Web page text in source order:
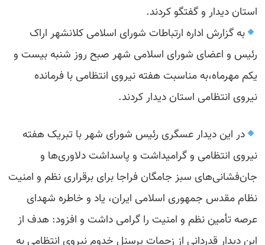
استان دیدار و گفتگو کردند.
به گزارش اداره ارتباطات شورای اسلامی کلانشهر اراک
رئیس و اعضای شورای اسلامی شهر صبح روز شنبه بیست و
یکم مهرماه،به مناسبت هفته نیروی انتظامی با فرمانده
نیروی انتظامی استان دیدار کردند.
در این دیدار عسگری رئیس شورای شهر با تبریک هفته
نیروی انتظامی و گرامیداشت و پاسداشت دلاوری‌ها و
جان‌فشانی‌های سبز جامگان فراجا برای برقراری نظم و امنیت
نظام مقدس جمهوری اسلامی ایران، یاد و خاطره شهدای
عرصه تأمین نظم و امنیت را گرامی داشت و افزود: هدف از
این دیدار قدردانی از زحمات پرسنل خدوم نیروی انتظامی به